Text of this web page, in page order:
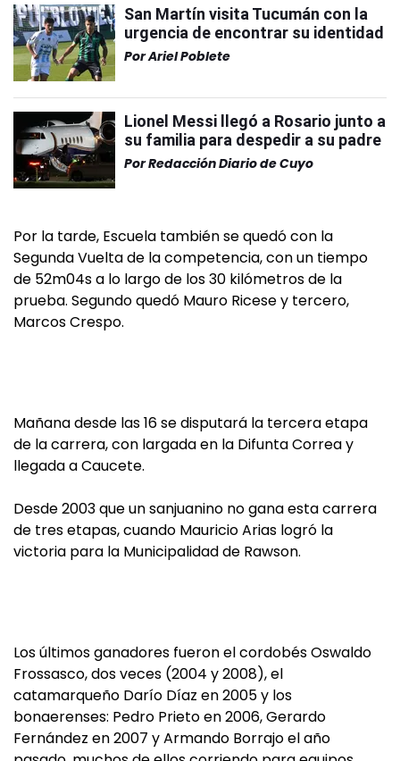
San Martín visita Tucumán con la
urgencia de encontrar su identidad
PorAriel Poblete
Lionel Messi llegó a Rosario junto a
su familia para despedir a su padre
PorRedacción Diario de Cuyo
Por la tarde, Escuela también se quedó con la
Segunda Vuelta de la competencia, con un tiempo
de 52m04s a lo largo de los 30 kilómetros de la
prueba. Segundo quedó Mauro Ricese y tercero,
Marcos Crespo.
Mañana desde las 16 se disputará la tercera etapa
de la carrera, con largada en la Difunta Correa y
llegada a Caucete.
Desde 2003 que un sanjuanino no gana esta carrera
de tres etapas, cuando Mauricio Arias logró la
victoria para la Municipalidad de Rawson.
Los últimos ganadores fueron el cordobés Oswaldo
Frossasco, dos veces (2004 y 2008), el
catamarqueño Darío Díaz en 2005 y los
bonaerenses: Pedro Prieto en 2006, Gerardo
Fernández en 2007 y Armando Borrajo el año